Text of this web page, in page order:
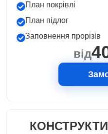
План покрівлі
План підлог
Заповнення прорізів
від